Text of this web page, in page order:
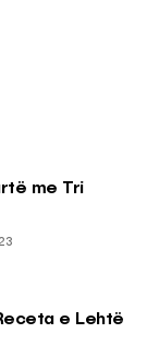
me Tri
e Lehtë